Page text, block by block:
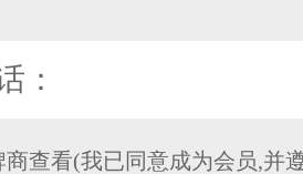
查看(我已同意成为会员,并